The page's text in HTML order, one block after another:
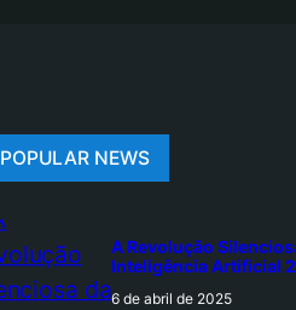
POPULAR NEWS
A Revolução
Inteligência Artificial
6 de abril de 2025